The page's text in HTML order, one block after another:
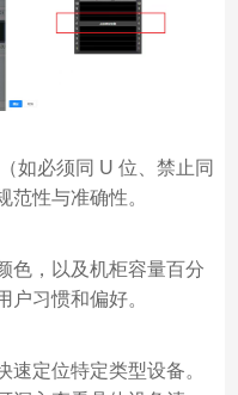
如必须同 U 位、禁止同
范性与准确性。
色，以及机柜容量百分
户习惯和偏好。
定位特定类型设备。